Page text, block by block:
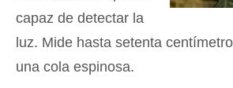
capaz de detectar la
luz. Mide hasta setenta
una cola espinosa.